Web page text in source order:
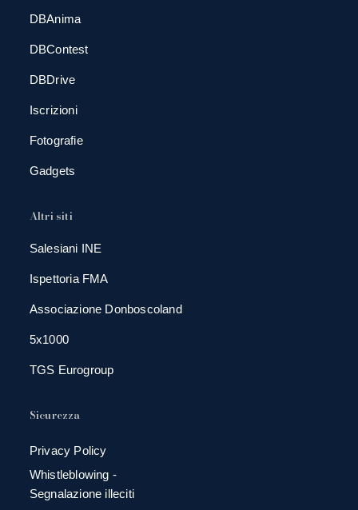
DBAnima
DBContest
DBDrive
Iscrizioni
Fotografie
Gadgets
Altri siti
Salesiani INE
Ispettoria FMA
Associazione Donboscoland
5x1000
TGS Eurogroup
Sicurezza
Privacy Policy
Whistleblowing -
Segnalazione illeciti